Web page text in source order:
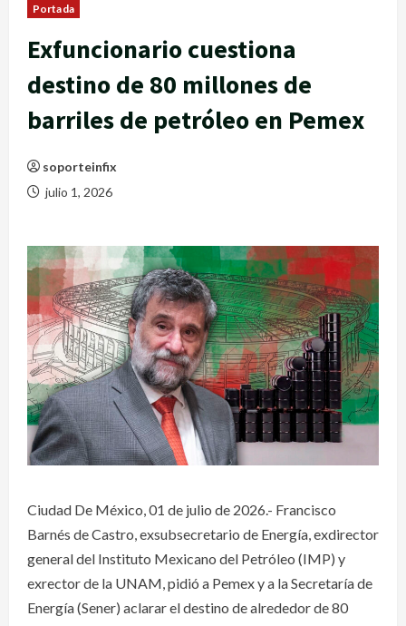
Portada
Exfuncionario cuestiona
destino de 80 millones de
barriles de petróleo en Pemex
soporteinfix
julio 1, 2026
Ciudad De México, 01 de julio de 2026.- Francisco
Barnés de Castro, exsubsecretario de Energía, exdirector
general del Instituto Mexicano del Petróleo (IMP) y
exrector de la UNAM, pidió a Pemex y a la Secretaría de
Energía (Sener) aclarar el destino de alrededor de 80